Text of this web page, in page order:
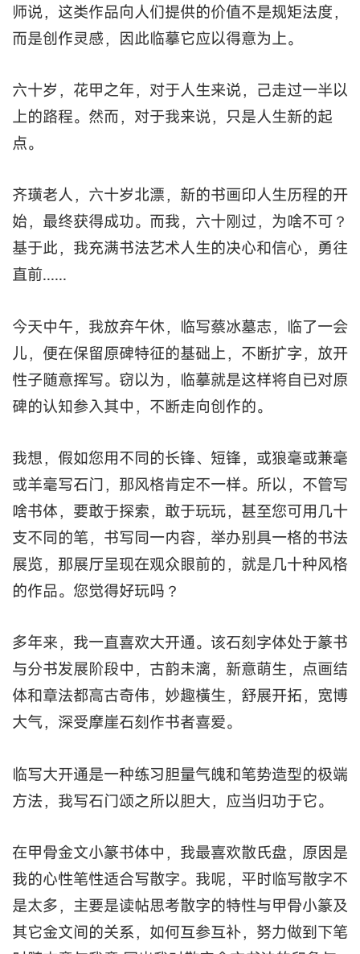
师说，这类作品向人们提供的价值不是规矩法度，
而是创作灵感，因此临摹它应以得意为上。
六十岁，花甲之年，对于人生来说，己走过一半以
上的路程。然而，对于我来说，只是人生新的起
点。
齐璜老人，六十岁北漂，新的书画印人生历程的开
始，最终获得成功。而我，六十刚过，为啥不可？
基于此，我充满书法艺术人生的决心和信心，勇往
直前......
今天中午，我放弃午休，临写蔡冰墓志，临了一会
儿，便在保留原碑特征的基础上，不断扩字，放开
性子随意挥写。窃以为，临摹就是这样将自已对原
碑的认知参入其中，不断走向创作的。
我想，假如您用不同的长锋、短锋，或狼毫或兼毫
或羊毫写石门，那风格肯定不一样。所以，不管写
啥书体，要敢于探索，敢于玩玩，甚至您可用几十
支不同的笔，书写同一内容，举办别具一格的书法
展览，那展厅呈现在观众眼前的，就是几十种风格
的作品。您觉得好玩吗？
多年来，我一直喜欢大开通。该石刻字体处于篆书
与分书发展阶段中，古韵未漓，新意萌生，点画结
体和章法都高古奇伟，妙趣橫生，舒展开拓，宽博
大气，深受摩崖石刻作书者喜爱。
临写大开通是一种练习胆量气魄和笔势造型的极端
方法，我写石门颂之所以胆大，应当归功于它。
在甲骨金文小篆书体中，我最喜欢散氏盘，原因是
我的心性笔性适合写散字。我呢，平时临写散字不
是太多，主要是读帖思考散字的特性与甲骨小篆及
其它金文间的关系，如何互参互补，努力做到下笔